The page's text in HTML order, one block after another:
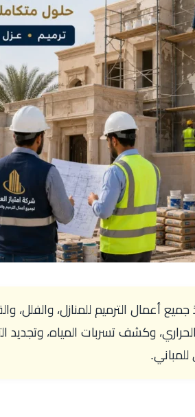
الترميم للمنازل، والفلل،
وكشف تسربات المياه، وتجديد